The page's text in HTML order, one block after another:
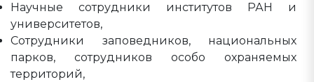
Научные сотрудники институтов РАН и
университетов,
Сотрудники заповедников, национальных
парков, сотрудников особо охраняемых
территорий,